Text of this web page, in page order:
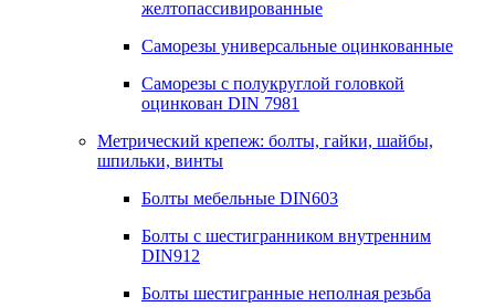
желтопассивированные
Саморезы универсальные оцинкованные
Саморезы с полукруглой головкой
оцинкован DIN 7981
Метрический крепеж: болты, гайки, шайбы,
шпильки, винты
Болты мебельные DIN603
Болты с шестигранником внутренним
DIN912
Болты шестигранные неполная резьба